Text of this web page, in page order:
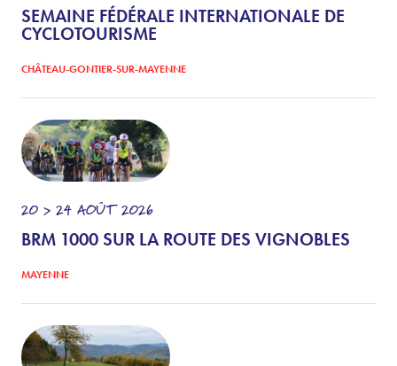
SEMAINE FÉDÉRALE INTERNATIONALE DE
CYCLOTOURISME
CHÂTEAU-GONTIER-SUR-MAYENNE
20 > 24 AOÛT 2026
BRM 1000 SUR LA ROUTE DES VIGNOBLES
MAYENNE